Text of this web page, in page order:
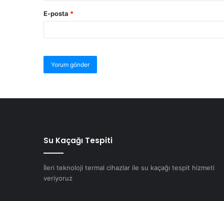
E-posta *
Su Kaçağı Tespiti
İleri teknoloji termal cihazlar ile su kaçağı tespit hizmeti
veriyoruz